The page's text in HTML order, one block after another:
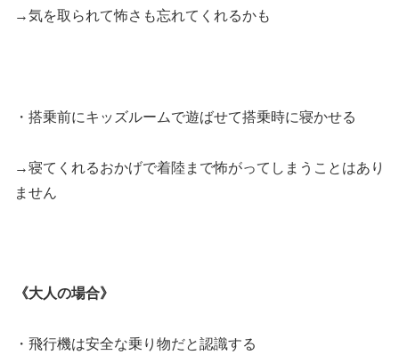
→気を取られて怖さも忘れてくれるかも
・搭乗前にキッズルームで遊ばせて搭乗時に寝かせる
→寝てくれるおかげで着陸まで怖がってしまうことはあり
ません
《大人の場合》
・飛行機は安全な乗り物だと認識する